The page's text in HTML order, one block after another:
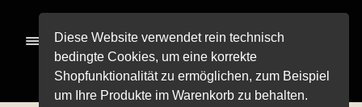
Navigation
springen
Inhalt
springen
Menü
Alle Pro­duk­te
Diese Website verwendet rein technisch
bedingte Cookies, um eine korrekte
Shopfunktionalität zu ermöglichen, zum Beispiel
um Ihre Produkte im Warenkorb zu behalten.